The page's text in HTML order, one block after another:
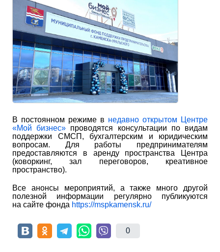
В постоянном режиме в недавно открытом Центре
«Мой бизнес» проводятся консультации по видам
поддержки СМСП, бухгалтерским и юридическим
вопросам. Для работы предпринимателям
предоставляются в аренду пространства Центра
(коворкинг, зал переговоров, креативное
пространство).
Все анонсы мероприятий, а также много другой
полезной информации регулярно публикуются
на сайте фонда https://mspkamensk.ru/
0